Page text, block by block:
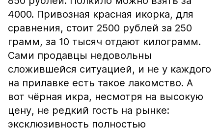
4000. Привозная красная икорка, для
сравнения, стоит 2500 рублей за 250
грамм, за 10 тысяч отдают килограмм.
Сами продавцы недовольны
сложившейся ситуацией, и не у каждого
на прилавке есть такое лакомство. А
вот чёрная икра, несмотря на высокую
цену, не редкий гость на рынке:
эксклюзивность полностью